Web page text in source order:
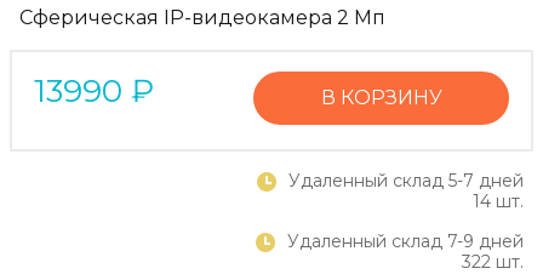
Сферическая IP-видеокамера 2 Мп
13990 ₽ В КОРЗИНУ
Удаленный склад 5-7 дней
14 шт.
Удаленный склад 7-9 дней
322 шт.